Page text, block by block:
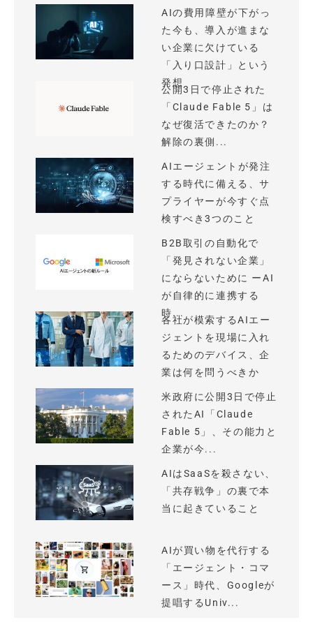
AIの費用障壁が下がっ
た今も、導入が進まな
い企業に欠けている
「入り口設計」という
発想
公開3日で停止された
「Claude Fable 5」は
なぜ復活できたのか？
解除の裏側...
AIエージェントが発注
する時代に備える、サ
プライヤーが今すぐ点
検すべき3つのこと
B2B取引の自動化で
「発見されない企業」
にならないために ーAI
が自律的に連携する
時...
各社が模索するAIエー
ジェントを現場に入れ
るためのデバイス、企
業は何を問うべきか
米政府に公開3日で停止
されたAI「Claude
Fable 5」、その能力と
企業が今...
AIはSaaSを殺さない、
「共存戦争」の裏で本
当に起きていること
AIが買い物を代行する
「エージェント・コマ
ース」時代、Googleが
提唱するUniv...